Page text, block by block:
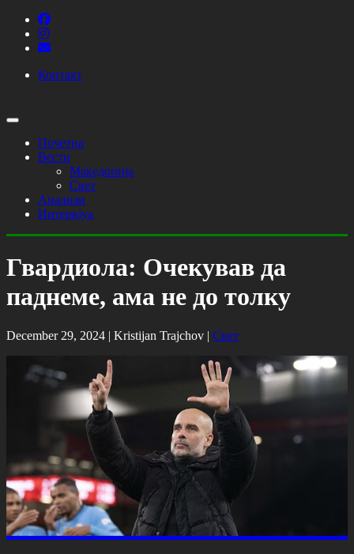
Контакт
Почетна
Вести
Македонија
Свет
Анализи
Интервјуа
Гвардиола: Очекував да
паднеме, ама не до толку
December 29, 2024 | Kristijan Trajchov | Свет